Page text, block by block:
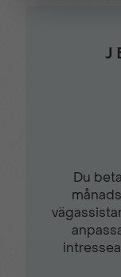
LED
Mittkonsol
Mörktonade
J
Du